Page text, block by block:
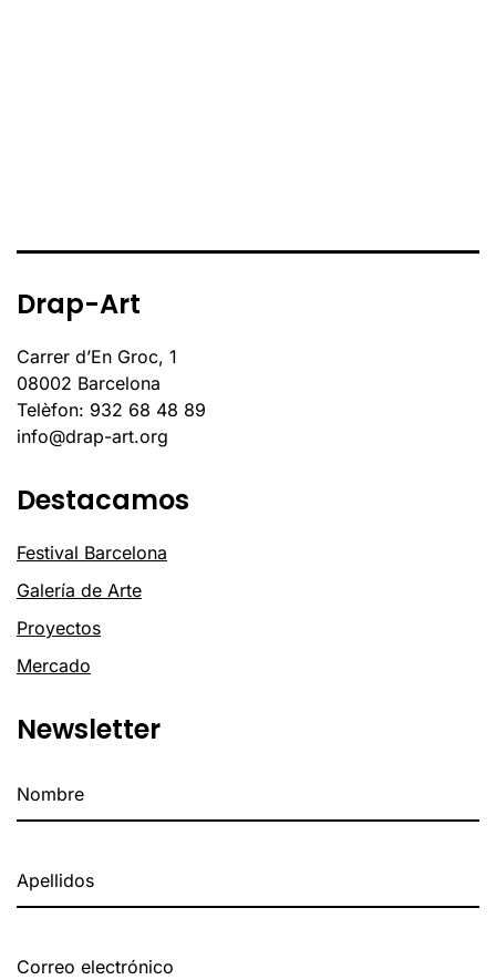
Drap-Art
Carrer d’En Groc, 1
08002 Barcelona
Telèfon: 932 68 48 89
info@drap-art.org
Destacamos
Festival Barcelona
Galería de Arte
Proyectos
Mercado
Newsletter